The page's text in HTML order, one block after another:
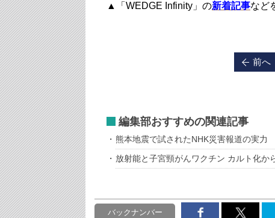
▲「WEDGE Infinity」の新着記事など
前へ
編集部おすすめの関連記事
熊本地震で試されたNHK災害報道の実力
放射能と子宮頸がんワクチン カルト化か
バックナンバー